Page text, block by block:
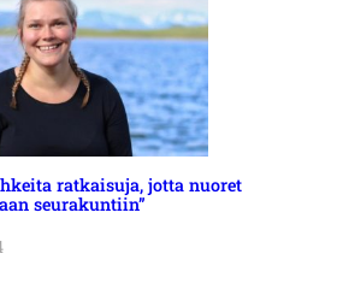
ratkaisuja, jotta nuoret
seurakuntiin”